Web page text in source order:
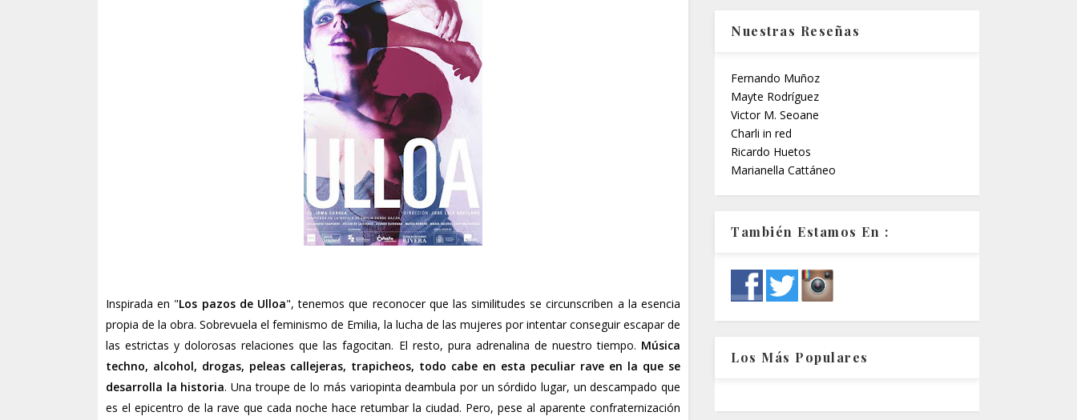
Inspirada en "Los pazos de Ulloa", tenemos que reconocer que las similitudes se circunscriben a la esencia
propia de la obra. Sobrevuela el feminismo de Emilia, la lucha de las mujeres por intentar conseguir escapar de
las estrictas y dolorosas relaciones que las fagocitan. El resto, pura adrenalina de nuestro tiempo. Música
techno, alcohol, drogas, peleas callejeras, trapicheos, todo cabe en esta peculiar rave en la que se
desarrolla la historia. Una troupe de lo más variopinta deambula por un sórdido lugar, un descampado que
es el epicentro de la rave que cada noche hace retumbar la ciudad. Pero, pese al aparente confraternización
Nuestras Reseñas
Fernando Muñoz
Mayte Rodríguez
Victor M. Seoane
Charli in red
Ricardo Huetos
Marianella Cattáneo
También Estamos En :
Los Más Populares